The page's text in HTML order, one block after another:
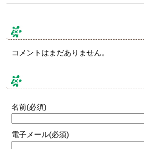
コメント & トラックバック
コメントはまだありません。
コメントする
名前(必須)
電子メール(必須)